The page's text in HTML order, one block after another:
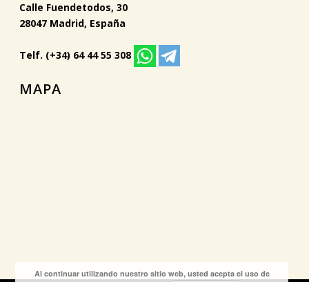
Calle Fuendetodos, 30
28047 Madrid, España
Telf. (+34) 64 44 55 308
MAPA
Al continuar utilizando nuestro sitio web, usted acepta el uso de